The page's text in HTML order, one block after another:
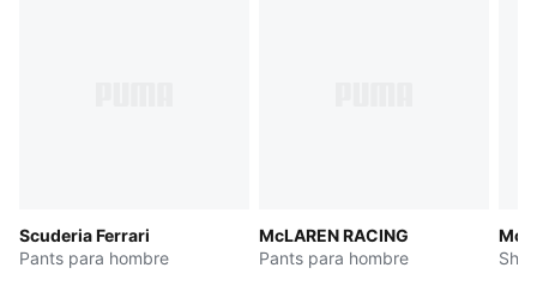
Scuderia Ferrari
Pants para hombre
McLAREN RACING
Pants para hombre